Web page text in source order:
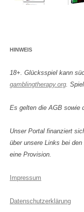
HINWEIS
18+. Glücksspiel kann
gamblingtherapy.org.
Es gelten die AGB sowie
Unser Portal finanziert
über unsere Links bei
eine Provision.
Impressum
Datenschutzerklärung